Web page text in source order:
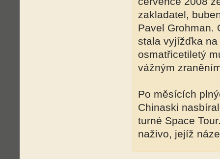
zakladatel,
Pavel Grohman.
stala vyjížďka
osmatřicetiletý
vážným
Po měsících
Chinaski
turné Space
naživo, jejíž